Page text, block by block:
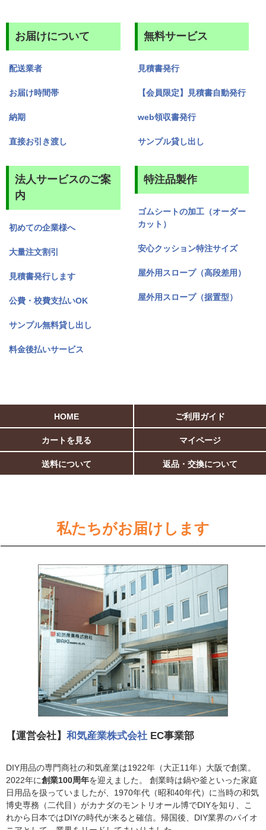
お届けについて
配送業者
お届け時間帯
納期
直接お引き渡し
法人サービスのご案
内
初めての企業様へ
大量注文割引
見積書発行します
公費・校費支払いOK
サンプル無料貸し出し
料金後払いサービス
無料サービス
見積書発行
【会員限定】見積書自動発行
web領収書発行
サンプル貸し出し
特注品製作
ゴムシートの加工（オーダー
カット）
安心クッション特注サイズ
屋外用スロープ（高段差用）
屋外用スロープ（据置型）
HOME ご利用ガイド
カートを見る マイページ
送料について 返品・交換について
私たちがお届けします
【運営会社】 和気産業株式会社 EC事業部
DIY用品の専門商社の和気産業は1922年（大正11年）大阪で創業。
2022年に創業100周年を迎えました。 創業時は鍋や釜といった家庭
日用品を扱っていましたが、1970年代（昭和40年代）に当時の和気
博史専務（二代目）がカナダのモントリオール博でDIYを知り、こ
れから日本ではDIYの時代が来ると確信。帰国後、DIY業界のパイオ